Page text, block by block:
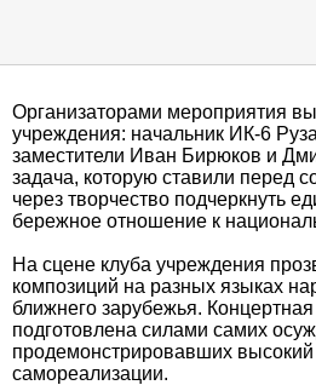
Организаторами мероприятия
учреждения: начальник ИК-6
заместители Иван Бирюков и
задача, которую ставили перед
через творчество подчеркнуть
бережное отношение к
На сцене клуба учреждения
композиций на разных языках
ближнего зарубежья.
подготовлена силами самих
продемонстрировавших высокий
самореализации.